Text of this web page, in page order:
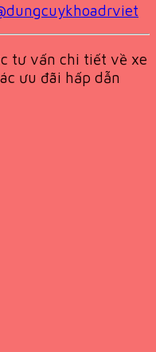
tư vấn chi tiết về xe
ưu đãi hấp dẫn